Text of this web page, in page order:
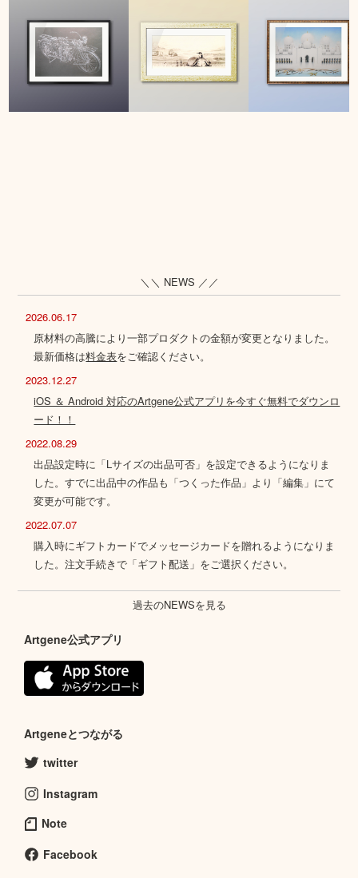
＼＼ NEWS ／／
2026.06.17
原材料の高騰により一部プロダクトの金額が変更となりました。
最新価格は料金表をご確認ください。
2023.12.27
iOS ＆ Android 対応のArtgene公式アプリを今すぐ無料でダウンロ
ード！！
2022.08.29
出品設定時に「Lサイズの出品可否」を設定できるようになりま
した。すでに出品中の作品も「つくった作品」より「編集」にて
変更が可能です。
2022.07.07
購入時にギフトカードでメッセージカードを贈れるようになりま
した。注文手続きで「ギフト配送」をご選択ください。
過去のNEWSを見る
Artgene公式アプリ
Artgeneとつながる
twitter
Instagram
Note
Facebook